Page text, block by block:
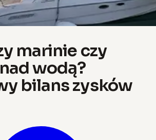
marinie czy
wodą?
bilans zysków